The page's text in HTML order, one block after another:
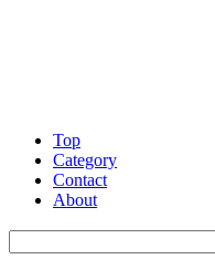
Top
Category
Contact
About